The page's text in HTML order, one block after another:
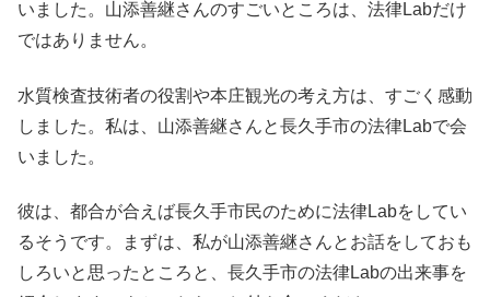
いました。山添善継さんのすごいところは、法律Labだけ
ではありません。
水質検査技術者の役割や本庄観光の考え方は、すごく感動
しました。私は、山添善継さんと長久手市の法律Labで会
いました。
彼は、都合が合えば長久手市民のために法律Labをしてい
るそうです。まずは、私が山添善継さんとお話をしておも
しろいと思ったところと、長久手市の法律Labの出来事を